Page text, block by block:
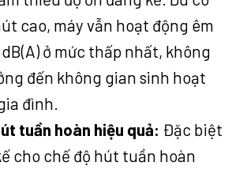
cao, máy vẫn hoạt động êm
ở mức thấp nhất, không
đến không gian sinh hoạt
đình.
tuần hoàn hiệu quả: Đặc biệt
cho chế độ hút tuần hoàn